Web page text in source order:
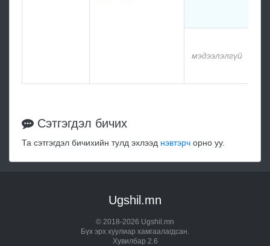
мэдээлэлгүй
Сэтгэгдэл бичих
Та сэтгэгдэл бичихийн тулд эхлээд нэвтэрч орно уу.
Ugshil.mn
© 2018-2026 Ugshil.mn
Бүх эрх хуулиар хамгаалагдсан.
Хувилбар 2.6